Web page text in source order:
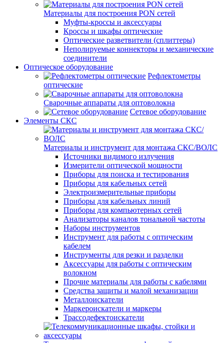
Материалы для построения PON сетей
Муфты-кроссы и аксессуары
Кроссы и шкафы оптические
Оптические разветвители (сплиттеры)
Неполируемые коннекторы и механические
соединители
Оптическое оборудование
Рефлектометры
оптические
Сварочные аппараты для оптоволокна
Сетевое оборудование
Элементы СКС
Материалы и инструмент для монтажа СКС/ВОЛС
Источники видимого излучения
Измерители оптической мощности
Приборы для поиска и тестирования
Приборы для кабельных сетей
Электроизмерительные приборы
Приборы для кабельных линий
Приборы для компьютерных сетей
Анализаторы каналов тональной частоты
Наборы инструментов
Инструмент для работы с оптическим
кабелем
Инструменты для резки и разделки
Аксессуары для работы с оптическим
волокном
Прочие материалы для работы с кабелями
Средства защиты и малой механизации
Металлоискатели
Маркероискатели и маркеры
Трассодефектоискатели